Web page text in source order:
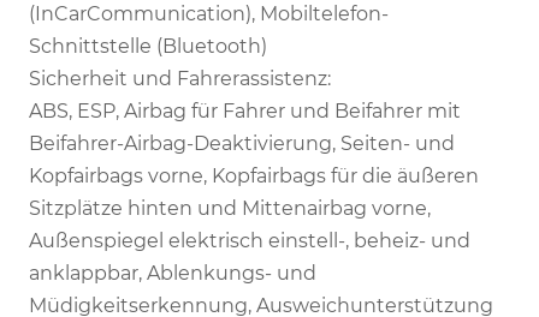
(InCarCommunication), Mobiltelefon-
Schnittstelle (Bluetooth)
Sicherheit und Fahrerassistenz:
ABS, ESP, Airbag für Fahrer und Beifahrer mit
Beifahrer-Airbag-Deaktivierung, Seiten- und
Kopfairbags vorne, Kopfairbags für die äußeren
Sitzplätze hinten und Mittenairbag vorne,
Außenspiegel elektrisch einstell-, beheiz- und
anklappbar, Ablenkungs- und
Müdigkeitserkennung, Ausweichunterstützung